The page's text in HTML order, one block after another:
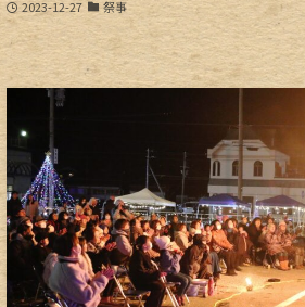
2023-12-27 祭事